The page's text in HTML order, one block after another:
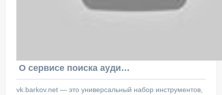
О сервисе поиска аудитории ВКонтакте
vk.barkov.net — это универсальный набор инструментов,